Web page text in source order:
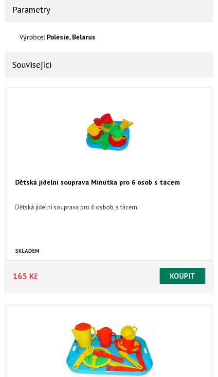
Parametry
Výrobce: Polesie, Belarus
Související
Dětská jídelní souprava Minutka pro 6 osob s tácem
Dětská jídelní souprava pro 6 osbob, s tácem.
SKLADEM
165 Kč